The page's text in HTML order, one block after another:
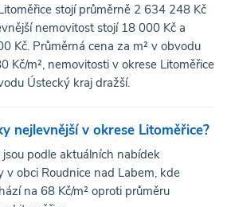
stojí průměrně 2 634 248 Kč
nemovitost stojí 18 000 Kč a
Kč. Průměrná cena za m² v obvodu
Kč/m², nemovitosti v okrese Litoměřice
Ústecký kraj dražší.
nejlevnější v okrese Litoměřice?
podle aktuálních nabídek
v obci Roudnice nad Labem, kde
na 68 Kč/m² oproti průměru